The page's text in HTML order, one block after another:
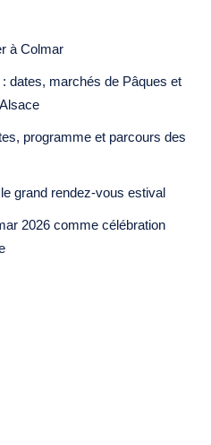
à Colmar
dates, marchés de Pâques et
programme et parcours des
grand rendez-vous estival
2026 comme célébration